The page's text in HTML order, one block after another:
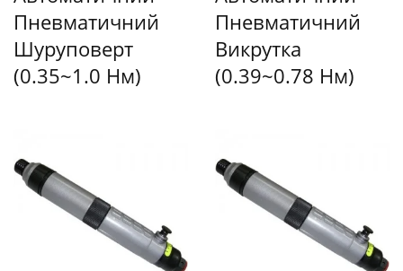
Пневматичний
Шуруповерт
(0.35~1.0 Нм)
Пневматичний
Викрутка
(0.39~0.78 Нм)